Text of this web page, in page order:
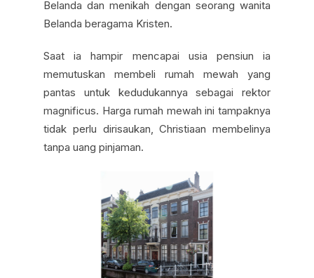
Belanda dan menikah dengan seorang wanita
Belanda beragama Kristen.
Saat ia hampir mencapai usia pensiun ia
memutuskan membeli rumah mewah yang
pantas untuk kedudukannya sebagai rektor
magnificus. Harga rumah mewah ini tampaknya
tidak perlu dirisaukan, Christiaan membelinya
tanpa uang pinjaman.